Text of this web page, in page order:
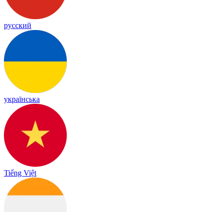
русский
українська
Tiếng Việt